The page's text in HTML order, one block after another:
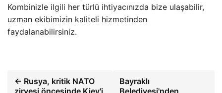
Kombinizle ilgili her türlü ihtiyacınızda bize ulaşabilir,
uzman ekibimizin kaliteli hizmetinden
faydalanabilirsiniz.
← Rusya, kritik NATO
zirvesi öncesinde Kiev'i
Bayraklı
Belediyesi'nden